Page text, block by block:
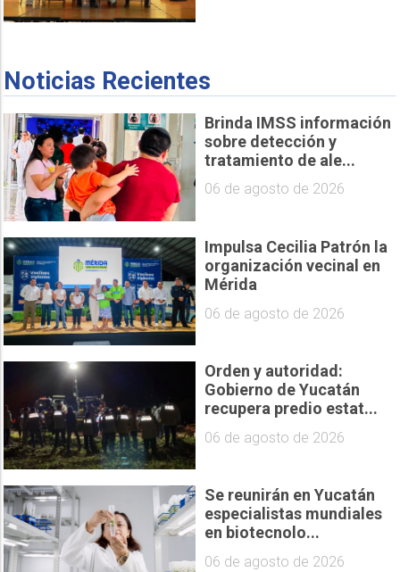
Noticias Recientes
Brinda IMSS información
sobre detección y
tratamiento de ale...
06 de agosto de 2026
Impulsa Cecilia Patrón la
organización vecinal en
Mérida
06 de agosto de 2026
Orden y autoridad:
Gobierno de Yucatán
recupera predio estat...
06 de agosto de 2026
Se reunirán en Yucatán
especialistas mundiales
en biotecnolo...
06 de agosto de 2026